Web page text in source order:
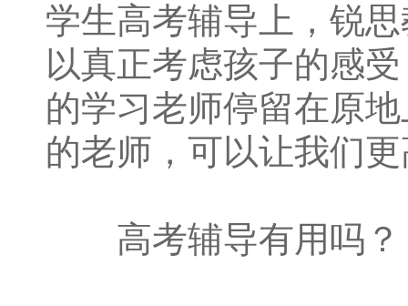
学生高考辅导上，锐
以真正考虑孩子的感
的学习老师停留在原
的老师，可以让我们
高考辅导有用吗？